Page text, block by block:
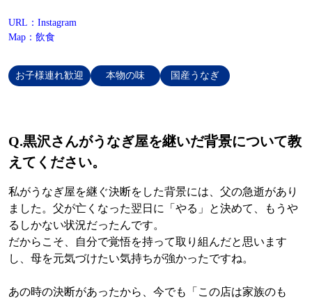
URL：Instagram
Map：飲食
お子様連れ歓迎 本物の味 国産うなぎ
Q.黒沢さんがうなぎ屋を継いだ背景について教
えてください。
私がうなぎ屋を継ぐ決断をした背景には、父の急逝があり
ました。父が亡くなった翌日に「やる」と決めて、もうや
るしかない状況だったんです。
だからこそ、自分で覚悟を持って取り組んだと思います
し、母を元気づけたい気持ちが強かったですね。
あの時の決断があったから、今でも「この店は家族のも